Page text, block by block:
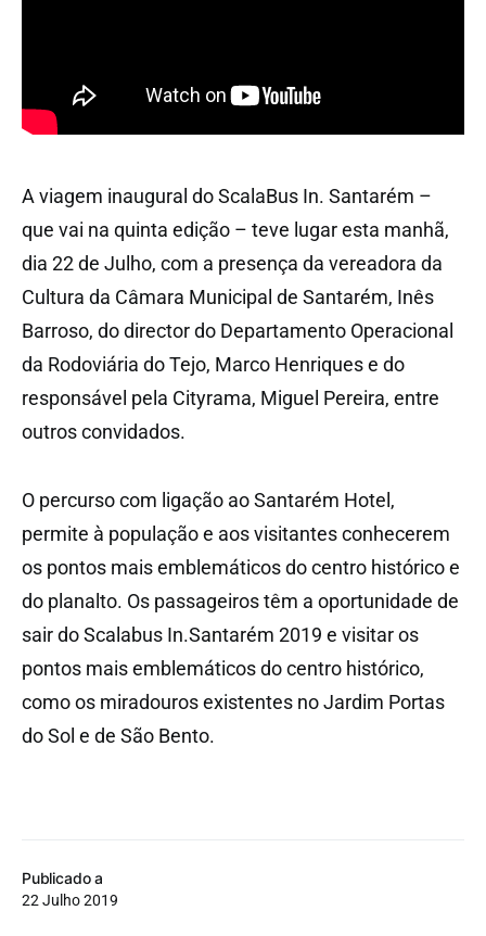
Publicado a
22 Julho 2019
A viagem inaugural do ScalaBus In. Santarém –
que vai na quinta edição – teve lugar esta manhã,
dia 22 de Julho, com a presença da vereadora da
Cultura da Câmara Municipal de Santarém, Inês
Barroso, do director do Departamento Operacional
da Rodoviária do Tejo, Marco Henriques e do
responsável pela Cityrama, Miguel Pereira, entre
outros convidados.
O percurso com ligação ao Santarém Hotel,
permite à população e aos visitantes conhecerem
os pontos mais emblemáticos do centro histórico e
do planalto. Os passageiros têm a oportunidade de
sair do Scalabus In.Santarém 2019 e visitar os
pontos mais emblemáticos do centro histórico,
como os miradouros existentes no Jardim Portas
do Sol e de São Bento.